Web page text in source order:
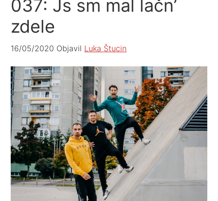
037: Js sm mal lačn’
zdele
16/05/2020 Objavil Luka Štucin